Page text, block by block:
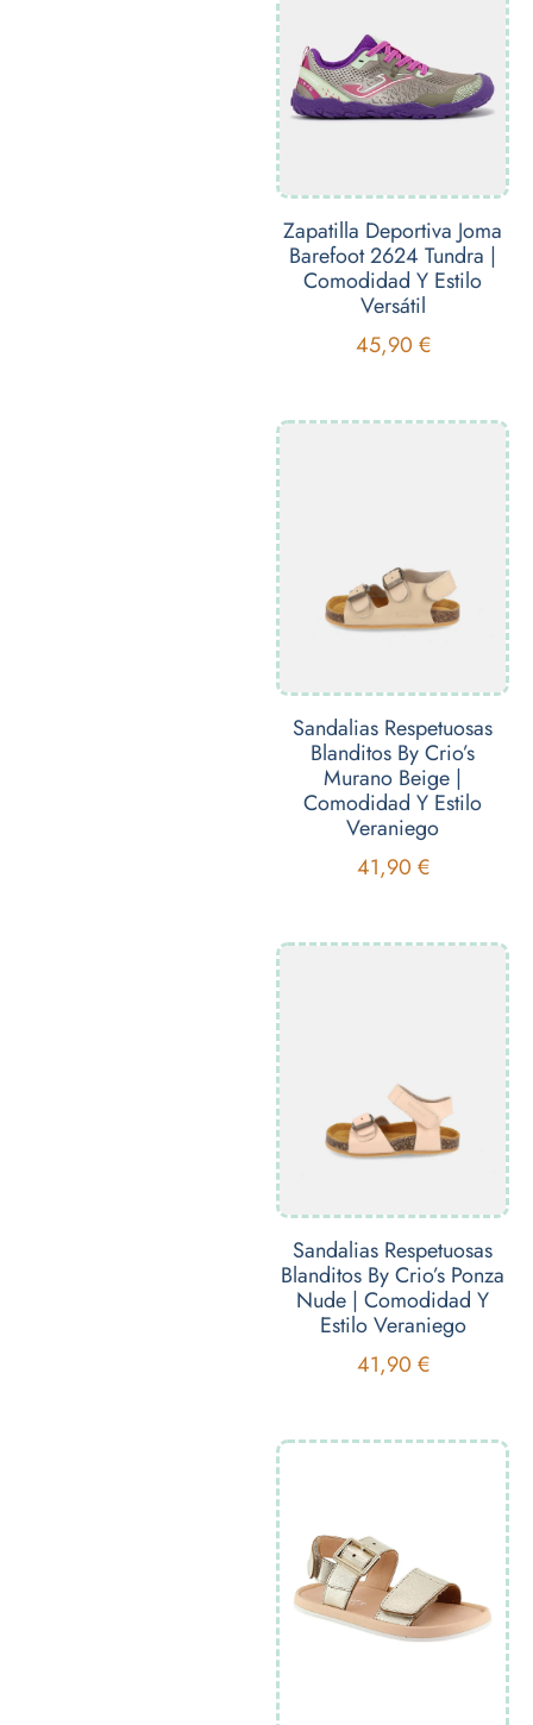
Zapatilla Deportiva Joma
Barefoot 2624 Tundra |
Comodidad Y Estilo
Versátil
45,90 €
Sandalias Respetuosas
Blanditos By Crio’s
Murano Beige |
Comodidad Y Estilo
Veraniego
41,90 €
Sandalias Respetuosas
Blanditos By Crio’s Ponza
Nude | Comodidad Y
Estilo Veraniego
41,90 €